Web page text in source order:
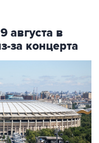
августа в
за концерта